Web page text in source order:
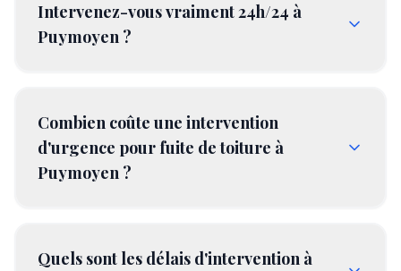
Intervenez-vous vraiment 24h/24 à
Puymoyen ?
Combien coûte une intervention
d'urgence pour fuite de toiture à
Puymoyen ?
Quels sont les délais d'intervention à